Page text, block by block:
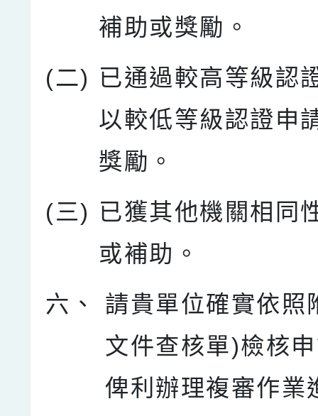
補助或獎勵。
(二) 已通過較高等級認
以較低等級認證申
獎勵。
(三) 已獲其他機關相同
或補助。
六、
請貴單位確實依照
文件查核單)檢核
俾利辦理複審作業